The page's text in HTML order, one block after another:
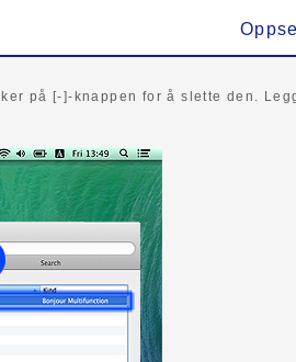
på [-]-knappen for å slette den.